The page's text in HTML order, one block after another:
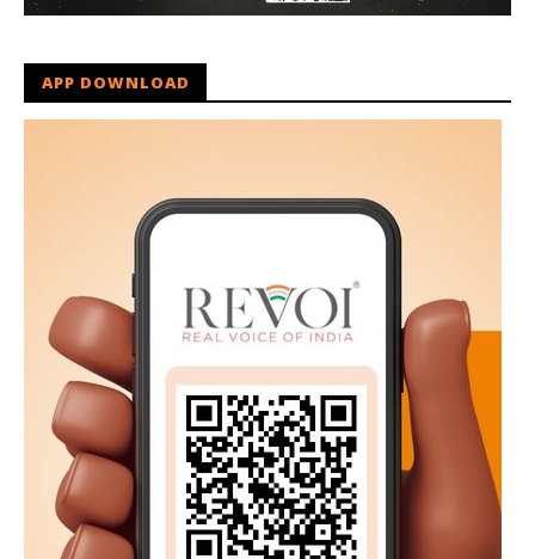
APP DOWNLOAD